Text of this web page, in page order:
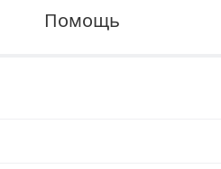
Помощь